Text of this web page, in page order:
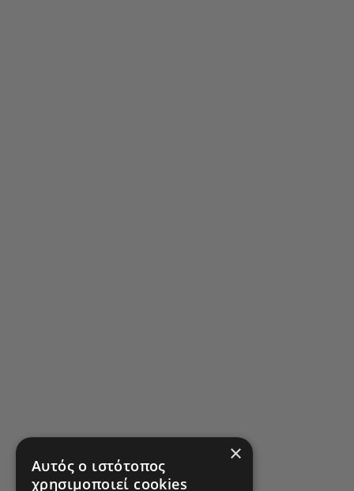
×
Αυτός ο ιστότοπος
χρησιμοποιεί cookies